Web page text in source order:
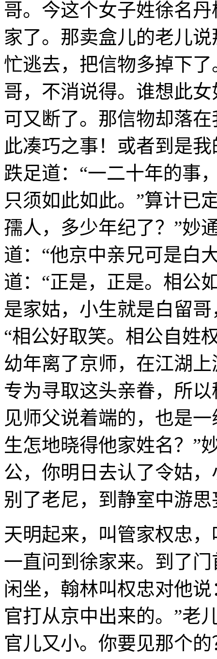
哥。今这个女子姓徐名
家了。那卖盒儿的老儿
忙逃去，把信物多掉下
哥，不消说得。谁想此
可又断了。那信物却落
此凑巧之事！或者到是
跌足道：“一二十年的事
只须如此如此。”算计已
孺人，多少年纪了？”妙
道：“他京中亲兄可是白
道：“正是，正是。相公
是家姑，小生就是白留
“相公好取笑。相公自姓
幼年离了京师，在江湖
专为寻取这头亲眷，所
见师父说着端的，也是
生怎地晓得他家姓名？”
公，你明日去认了令姑
别了老尼，到静室中游
天明起来，叫管家权忠
一直问到徐家来。到了
闲坐，翰林叫权忠对他
官打从京中出来的。”老
官儿又小。你要见那个